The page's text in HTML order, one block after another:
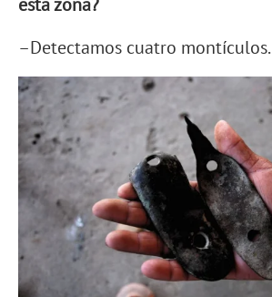
–Detectamos cuatro montículos.